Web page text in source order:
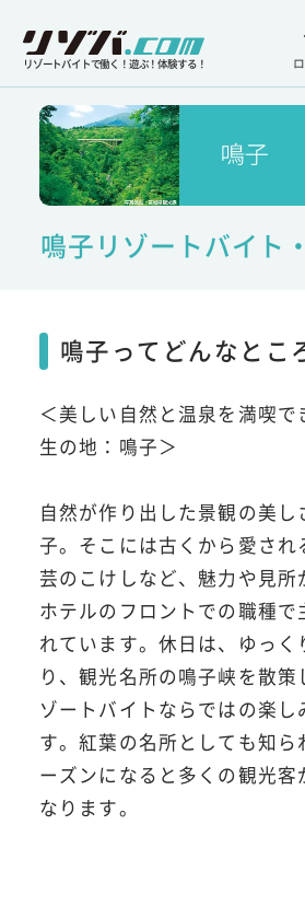
リゾートバイトで働く！遊ぶ！体験する！
鳴子リゾートバイト
鳴子ってどんなとこ
＜美しい自然と温泉を満喫で
生の地：鳴子＞
自然が作り出した景観の美し
子。そこには古くから愛され
芸のこけしなど、魅力や見所
ホテルのフロントでの職種で
れています。休日は、ゆっく
り、観光名所の鳴子峡を散策
ゾートバイトならではの楽し
す。紅葉の名所としても知ら
ーズンになると多くの観光客
なります。